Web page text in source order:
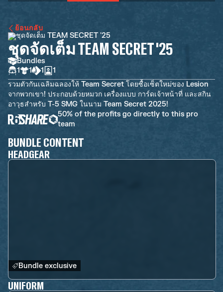
ย้อนกลับ
ชุดจัดเต็ม TEAM SECRET '25
Bundles
1
1 1
1
รวมตัวกันเฉลิมฉลองให้ Team Secret โดยซื้อเซ็ตใหม่ของ Lesion
จากพวกเขา! ประกอบด้วยหมวก เครื่องแบบ การ์ดเจ้าหน้าที่ และสกิน
อาวุธสำหรับ T-5 SMG ในนาม Team Secret 2025!
50% of the profits go directly to this pro
team
BUNDLE CONTENT
HEADGEAR
Bundle exclusive
UNIFORM